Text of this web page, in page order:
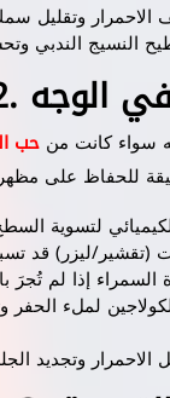
الاحمرار وتقليل
النسيج الندبي
في الوجه
سواء كانت من حب
للحفاظ على
لتسوية
(تقشير/ليزر) قد
السمراء إذا لم تُجرَ
لملء
الاحمرار وتجديد